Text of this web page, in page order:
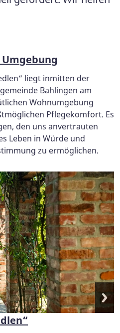
Umgebung
liegt inmitten der
Bahlingen am
Wohnumgebung
Pflegekomfort. Es
den uns anvertrauten
Leben in Würde und
zu ermöglichen.